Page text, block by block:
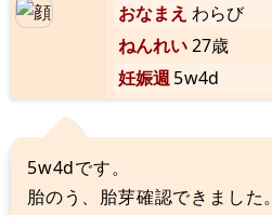
おなまえ わらび
ねんれい27歳
妊娠週5w4d
5w4dです。
胎のう、胎芽確認できました。